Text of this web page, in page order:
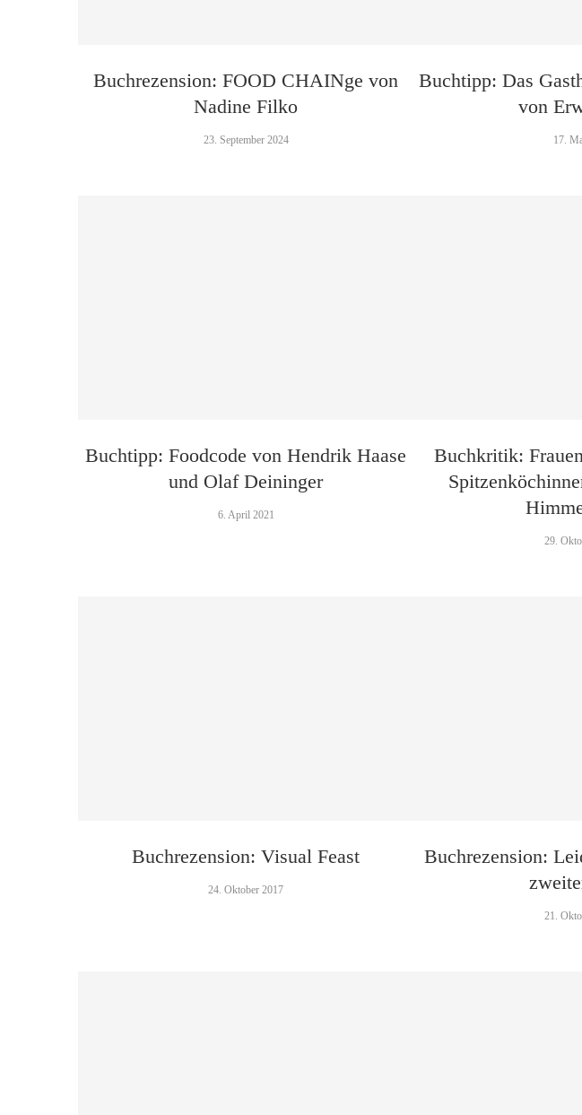
Buchrezension: FOOD CHAINge von
Nadine Filko
23. September 2024
Buchtipp: Das
von
17.
Buchtipp: Foodcode von Hendrik Haase
und Olaf Deininger
6. April 2021
Buchkritik:
29.
Buchrezension: Visual Feast
24. Oktober 2017
Buchrezension:
21.